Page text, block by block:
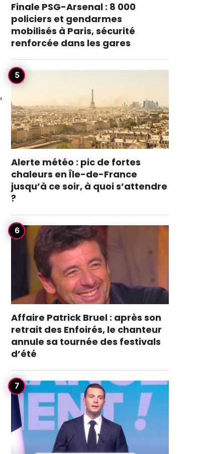
Finale PSG-Arsenal : 8 000
policiers et gendarmes
mobilisés à Paris, sécurité
renforcée dans les gares
Alerte météo : pic de fortes
chaleurs en Île-de-France
jusqu’à ce soir, à quoi s’attendre
?
Affaire Patrick Bruel : après son
retrait des Enfoirés, le chanteur
annule sa tournée des festivals
d’été